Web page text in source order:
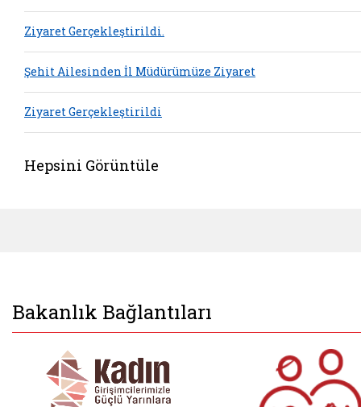
Ziyaret Gerçekleştirildi.
Şehit Ailesinden İl Müdürümüze Ziyaret
Ziyaret Gerçekleştirildi
Hepsini Görüntüle
Bakanlık Bağlantıları